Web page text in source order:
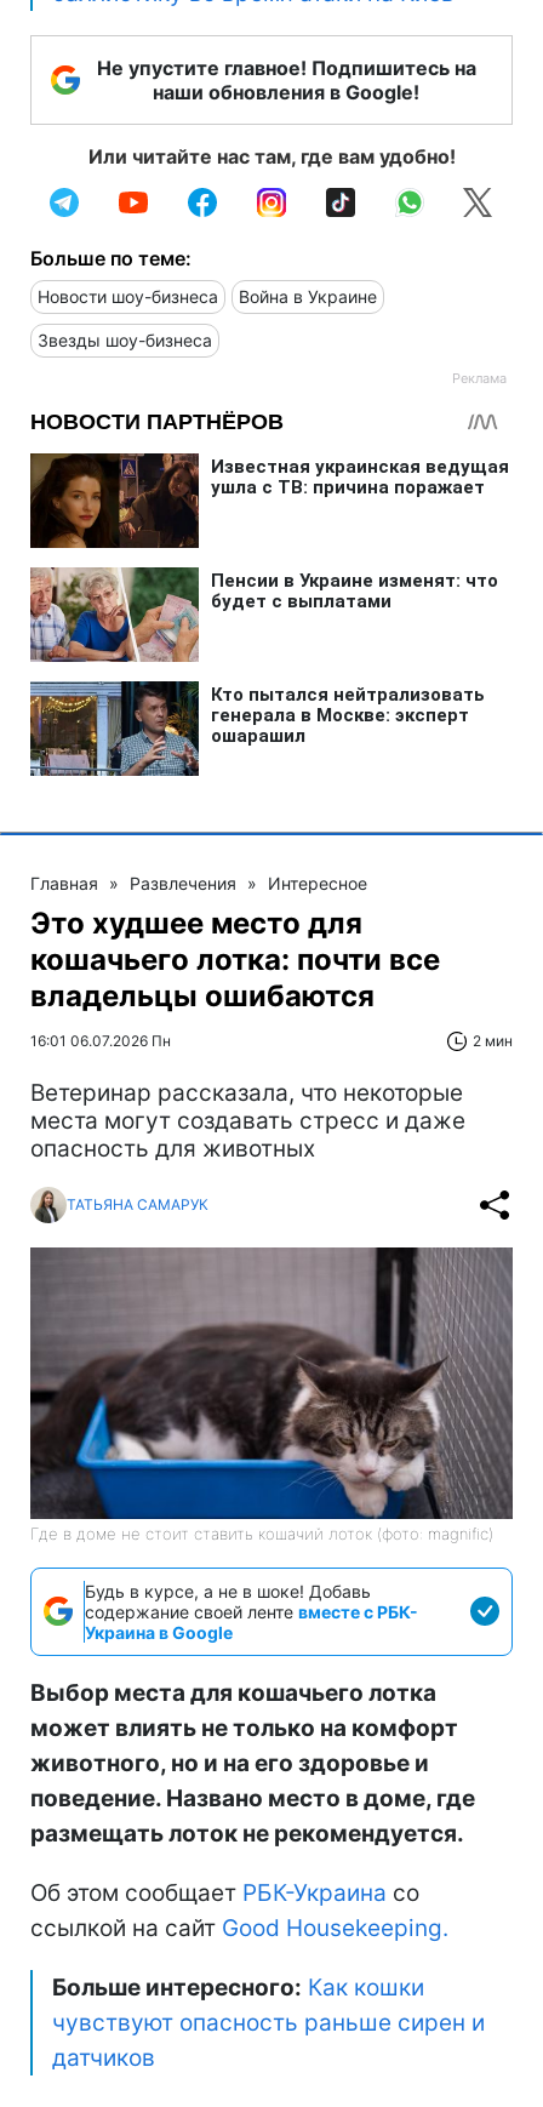
Не упустите главное! Подпишитесь на
наши обновления в Google!
Или читайте нас там, где вам удобно!
Больше по теме:
Новости шоу-бизнеса Война в Украине
Звезды шоу-бизнеса
Главная » Развлечения » Интересное
Это худшее место для
кошачьего лотка: почти все
владельцы ошибаются
16:01 06.07.2026 Пн 2 мин
Ветеринар рассказала, что некоторые
места могут создавать стресс и даже
опасность для животных
ТАТЬЯНА САМАРУК
Где в доме не стоит ставить кошачий лоток (фото: magnific)
Будь в курсе, а не в шоке! Добавь
содержание своей ленте вместе с РБК-
Украина в Google
Выбор места для кошачьего лотка
может влиять не только на комфорт
животного, но и на его здоровье и
поведение. Названо место в доме, где
размещать лоток не рекомендуется.
Об этом сообщает РБК-Украина со
ссылкой на сайт Good Нousekeeping.
Больше интересного: Как кошки
чувствуют опасность раньше сирен и
датчиков